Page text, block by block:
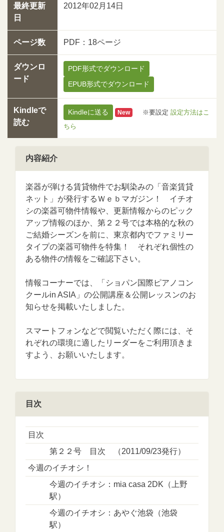
最終更新
日
2012年02月14日
ページ数 PDF：18ページ
ダウンロ
ード
PDF形式でダウンロード
EPUB形式でダウンロード
Kindleで
読む
Kindleに送る New ※要設定 設定方法はこ
ちら
内容紹介
楽器が弾ける賃貸物件でお馴染みの「音楽賃貸
ネット」が発行するＷｅｂマガジン！ イチオ
シの楽器可物件情報や、更新情報からのピック
アップ情報のほか、第２２号では本格的な秋の
ご結婚シーズンを前に、東京都内でファミリー
タイプの楽器可物件を特集！ それぞれ個性の
ある物件の情報をご確認下さい。
情報コーナーでは、「ショパン国際ピアノコン
クールin ASIA」の公開講座＆公開レッスンのお
知らせを掲載いたしました。
スマートフォンなどで閲覧いただく際には、そ
れぞれの環境に適したリーダーをご利用頂きま
すよう、お願いいたします。
目次
目次
第２２号 目次 （2011/09/23発行）
今週のイチオシ！
今週のイチオシ：mia casa 2DK（上野
駅）
今週のイチオシ：あやぐ池袋（池袋
駅）